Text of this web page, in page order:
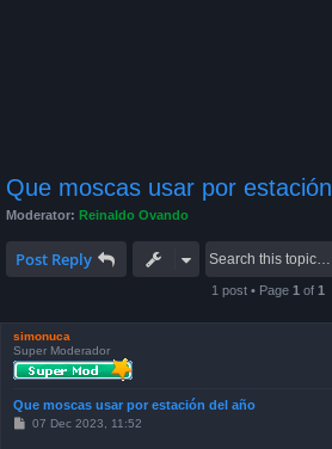
Que moscas usar por
Moderator: Reinaldo Ovando
Post Reply
1 post • Page 1 of 1
simonuca
Super Moderador
Que moscas usar por estación del año
P07 Dec 2023, 11:52